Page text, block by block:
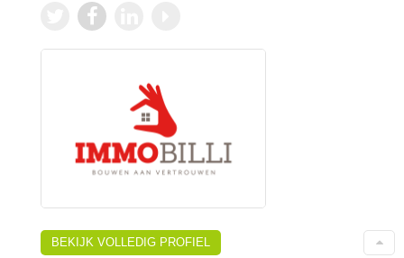
BEKIJK VOLLEDIG PROFIEL